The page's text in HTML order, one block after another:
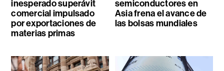
inesperado superávit
comercial impulsado
por exportaciones de
materias primas
semiconductores en
Asia frena el avance de
las bolsas mundiales